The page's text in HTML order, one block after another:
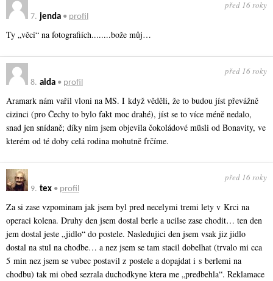
7. jenda • profil
před 16 roky
Ty „věci“ na fotografiích.­.......bože můj…
8. aida • profil
před 16 roky
Aramark nám vařil vloni na MS. I když věděli, že to budou jíst převážně
cizinci (pro Čechy to bylo fakt moc drahé), jíst se to více méně nedalo,
snad jen snídaně; díky nim jsem objevila čokoládové müsli od Bonavity, ve
kterém od té doby celá rodina mohutně frčíme.
9. tex • profil
před 16 roky
Za si zase vzpominam jak jsem byl pred necelymi tremi lety v Krci na
operaci kolena. Druhy den jsem dostal berle a ucilse zase chodit… ten den
jem dostal jeste „jidlo“ do postele. Nasledujici den jsem vsak jiz jidlo
dostal na stul na chodbe… a nez jsem se tam stacil dobelhat (trvalo mi cca
5 min nez jsem se vubec postavil z postele a dopajdat i s berlemi na
chodbu) tak mi obed sezrala duchodkyne ktera me „predbehla“. Reklamace